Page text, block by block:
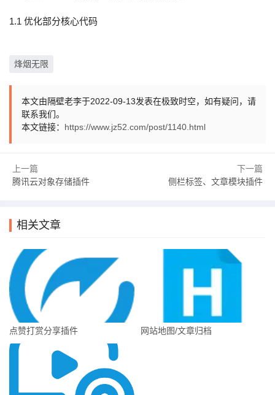
1.1 优化部分核心代码
烽烟无限
本文由隔壁老李于2022-09-13发表在极致时空，如有疑问，请
联系我们。
本文链接： https://www.jz52.com/post/1140.html
上一篇
腾讯云对象存储插件
下一篇
侧栏标签、文章模块插件
相关文章
点赞打赏分享插件 网站地图/文章归档